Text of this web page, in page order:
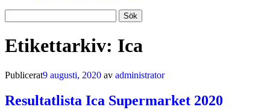
efter:
Etikettarkiv: Ica
Publicerat9 augusti, 2020 av administrator
Resultatlista Ica Supermarket 2020